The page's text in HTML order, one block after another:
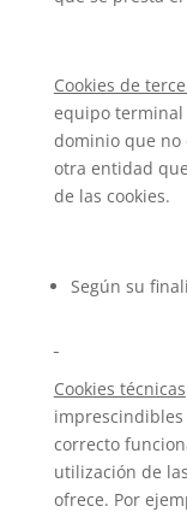
Cookies de
equipo
dominio que no
otra entidad
de las cookies.
Según su
Cookies técnicas
correcto
utilización de
ofrece. Por